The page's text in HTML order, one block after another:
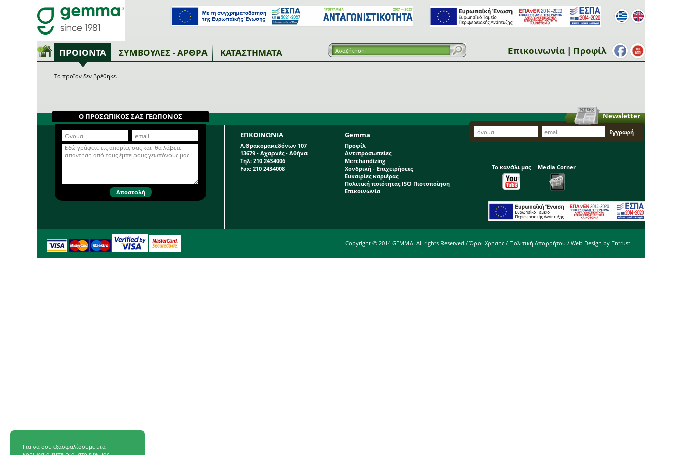
ΠΡΟΙΟΝΤΑ ΣΥΜΒΟΥΛΕΣ - ΑΡΘΡΑ ΚΑΤΑΣΤΗΜΑΤΑ Επικοινωνία | Προφίλ
Το προϊόν δεν βρέθηκε.
Ο ΠΡΟΣΩΠΙΚΟΣ ΣΑΣ ΓΕΩΠΟΝΟΣ
ΕΠΚΟΙΝΩΝΙΑ
Λ.Θρακομακεδόνων 107
13679 - Αχαρνές - Αθήνα
Τηλ: 210 2434006
Fax: 210 2434008
Gemma
Προφίλ
Αντιπροσωπείες
Merchandizing
Χονδρική - Επιχειρήσεις
Ευκαιρίες καριέρας
Πολιτική ποιότητας ISO Πιστοποίηση
Επικοινωνία
Newsletter
Το κανάλι μας Media Corner
Copyright © 2014 GEMMA. All rights Reserved / Όροι Χρήσης / Πολιτική Απορρήτου / Web Design by Entrust
Για να σου εξασφαλίσουμε μια